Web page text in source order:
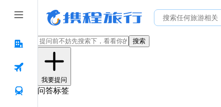
搜索
我要提问
问答标签